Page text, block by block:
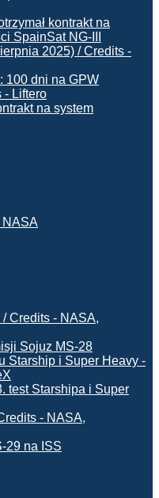
kontrakt na
SpainSat NG-III
100 dni na GPW
na system
Sojuz MS-28
test Starshipa i Super
29 na ISS